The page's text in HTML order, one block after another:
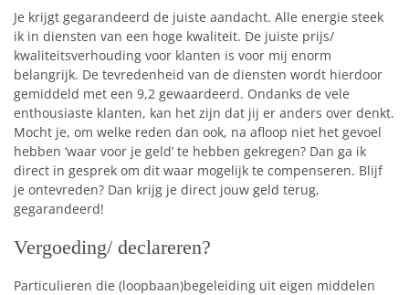
Je krijgt gegarandeerd de juiste aandacht. Alle energie steek
ik in diensten van een hoge kwaliteit. De juiste prijs/
kwaliteitsverhouding voor klanten is voor mij enorm
belangrijk. De tevredenheid van de diensten wordt hierdoor
gemiddeld met een 9,2 gewaardeerd. Ondanks de vele
enthousiaste klanten, kan het zijn dat jij er anders over denkt.
Mocht je, om welke reden dan ook, na afloop niet het gevoel
hebben ‘waar voor je geld’ te hebben gekregen? Dan ga ik
direct in gesprek om dit waar mogelijk te compenseren. Blijf
je ontevreden? Dan krijg je direct jouw geld terug,
gegarandeerd!
Vergoeding/ declareren?
Particulieren die (loopbaan)begeleiding uit eigen middelen